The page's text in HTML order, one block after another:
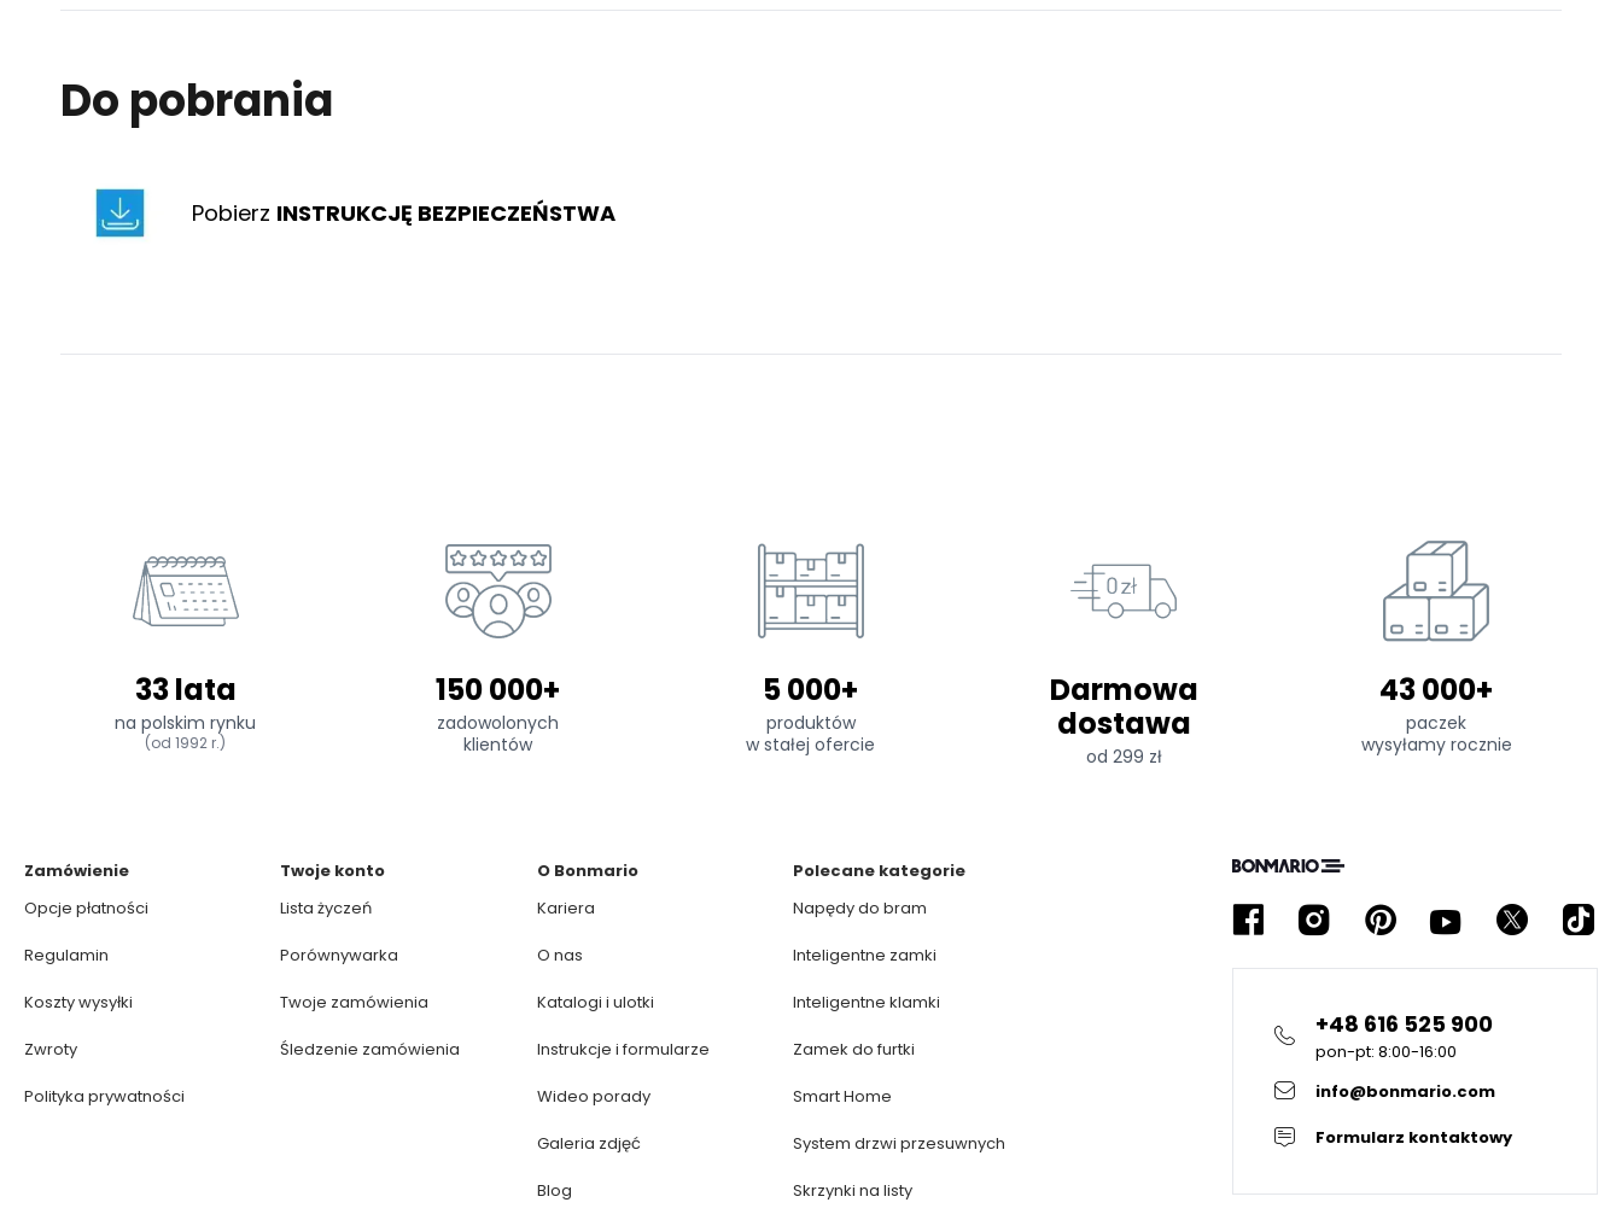
Do pobrania
Pobierz INSTRUKCJĘ BEZPIECZEŃSTWA
33 lata
na polskim rynku
(od 1992 r.)
150 000+
zadowolonych
klientów
5 000+
produktów
w stałej ofercie
Darmowa
dostawa
od 299 zł
43 000+
paczek
wysyłamy rocznie
+48 616 525 900
pon-pt: 8:00-16:00
info@bonmario.com
Formularz kontaktowy
Zamówienie
Opcje płatności
Regulamin
Koszty wysyłki
Zwroty
Polityka prywatności
Twoje konto
Lista życzeń
Porównywarka
Twoje zamówienia
Śledzenie zamówienia
O Bonmario
Kariera
O nas
Katalogi i ulotki
Instrukcje i formularze
Wideo porady
Galeria zdjęć
Blog
Polecane kategorie
Napędy do bram
Inteligentne zamki
Inteligentne klamki
Zamek do furtki
Smart Home
System drzwi przesuwnych
Skrzynki na listy